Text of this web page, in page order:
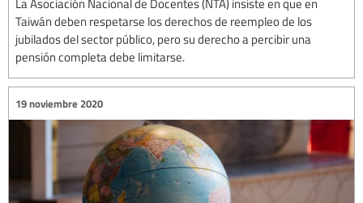
La Asociación Nacional de Docentes (NTA) insiste en que en
Taiwán deben respetarse los derechos de reempleo de los
jubilados del sector público, pero su derecho a percibir una
pensión completa debe limitarse.
19 noviembre 2020